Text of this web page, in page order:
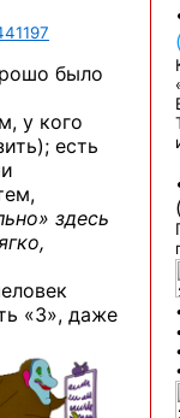
было
у кого
есть
здесь
«3», даже